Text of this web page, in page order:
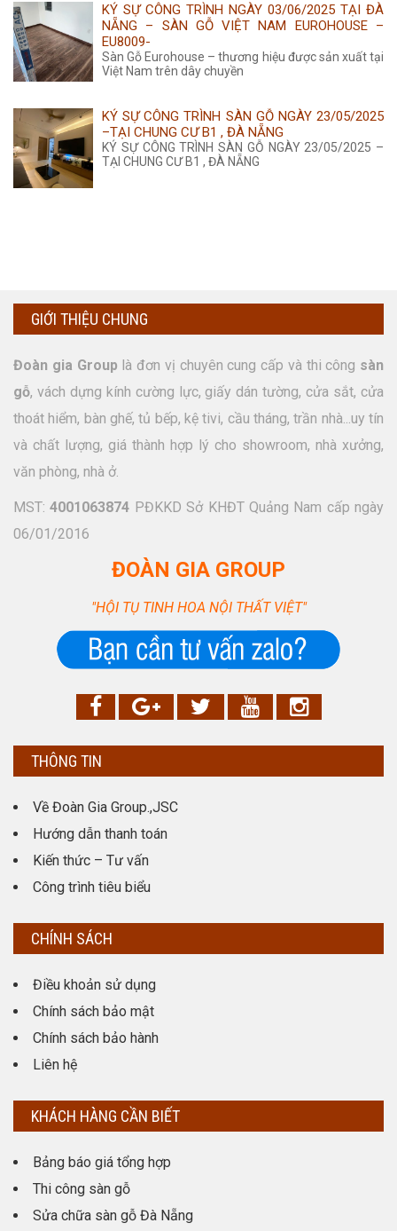
KÝ SỰ CÔNG TRÌNH NGÀY 03/06/2025 TẠI ĐÀ
NẴNG – SÀN GỖ VIỆT NAM EUROHOUSE –
EU8009-
Sàn Gỗ Eurohouse – thương hiệu được sản xuất tại
Việt Nam trên dây chuyền
KÝ SỰ CÔNG TRÌNH SÀN GỖ NGÀY 23/05/2025
–TẠI CHUNG CƯ B1 , ĐÀ NẴNG
KÝ SỰ CÔNG TRÌNH SÀN GỖ NGÀY 23/05/2025 –
TẠI CHUNG CƯ B1 , ĐÀ NẴNG
GIỚI THIỆU CHUNG
Đoàn gia Group là đơn vị chuyên cung cấp và thi công sàn
gỗ, vách dựng kính cường lực, giấy dán tường, cửa sắt, cửa
thoát hiểm, bàn ghế, tủ bếp, kệ tivi, cầu tháng, trần nhà...uy tín
và chất lượng, giá thành hợp lý cho showroom, nhà xưởng,
văn phòng, nhà ở.
MST:4001063874 PĐKKD Sở KHĐT Quảng Nam cấp ngày
06/01/2016
ĐOÀN GIA GROUP
"HỘI TỤ TINH HOA NỘI THẤT VIỆT"
THÔNG TIN
Về Đoàn Gia Group.,JSC
Hướng dẫn thanh toán
Kiến thức – Tư vấn
Công trình tiêu biểu
CHÍNH SÁCH
Điều khoản sử dụng
Chính sách bảo mật
Chính sách bảo hành
Liên hệ
KHÁCH HÀNG CẦN BIẾT
Bảng báo giá tổng hợp
Thi công sàn gỗ
Sửa chữa sàn gỗ Đà Nẵng